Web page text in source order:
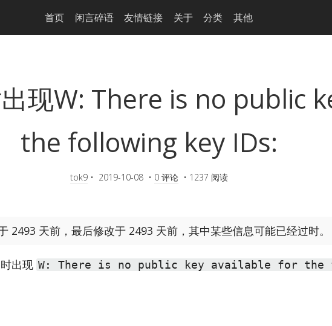
首页 闲言碎语 友情链接 关于 分类 其他
现W: There is no public
the following key IDs:
tok9• 2019-10-08• 0 评论• 1237 阅读
2493 天前，最后修改于 2493 天前，其中某些信息可能已经过时。
时出现 W: There is no public key available for the